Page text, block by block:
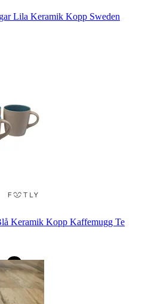
Lila Keramik Kopp Sweden
Keramik Kopp Kaffemugg Te